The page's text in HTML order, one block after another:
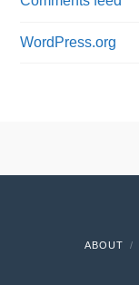
WordPress.org
ABOUT